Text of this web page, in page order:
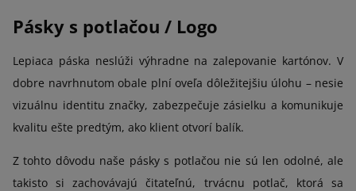
Pásky s potlačou / Logo
Lepiaca páska neslúži výhradne na zalepovanie kartónov. V
dobre navrhnutom obale plní oveľa dôležitejšiu úlohu – nesie
vizuálnu identitu značky, zabezpečuje zásielku a komunikuje
kvalitu ešte predtým, ako klient otvorí balík.
Z tohto dôvodu naše pásky s potlačou nie sú len odolné, ale
takisto si zachovávajú čitateľnú, trvácnu potlač, ktorá sa